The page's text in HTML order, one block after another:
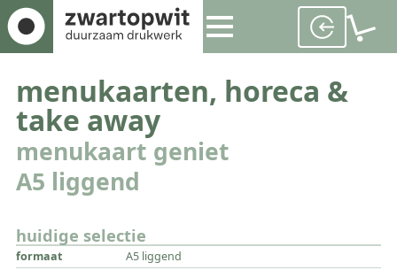
menukaarten, horeca &
take away
menukaart geniet
A5 liggend
huidige selectie
formaat
A5 liggend